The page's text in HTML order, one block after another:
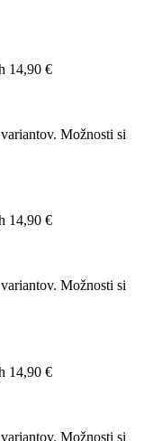
14,90 €
Možnosti si
14,90 €
Možnosti si
14,90 €
Možnosti si